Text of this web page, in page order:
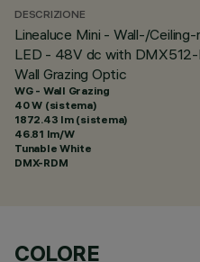
DESCRIZIONE
Linealuce Mini - Wall-/
LED - 48V dc with
Wall Grazing Optic
WG - Wall Grazing
40 W (sistema)
1872.43 lm (sistema)
46.81 lm/W
Tunable White
DMX-RDM
COLORE